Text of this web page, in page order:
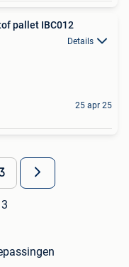
pallet IBC012
Details
25 apr 25